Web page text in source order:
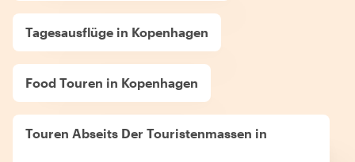
Tagesausflüge in Kopenhagen
Food Touren in Kopenhagen
Touren Abseits Der Touristenmassen in